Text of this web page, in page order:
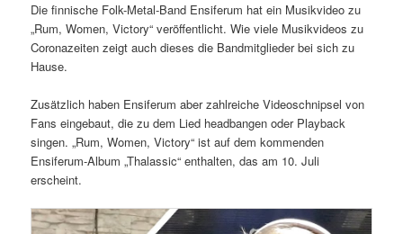
Die finnische Folk-Metal-Band Ensiferum hat ein Musikvideo zu
„Rum, Women, Victory“ veröffentlicht. Wie viele Musikvideos zu
Coronazeiten zeigt auch dieses die Bandmitglieder bei sich zu
Hause.
Zusätzlich haben Ensiferum aber zahlreiche Videoschnipsel von
Fans eingebaut, die zu dem Lied headbangen oder Playback
singen. „Rum, Women, Victory“ ist auf dem kommenden
Ensiferum-Album „Thalassic“ enthalten, das am 10. Juli
erscheint.